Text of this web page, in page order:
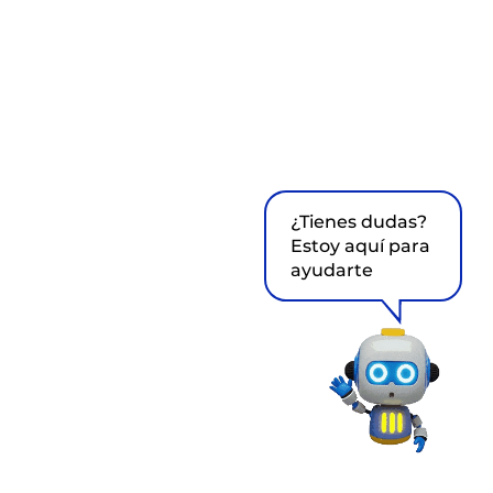
¿Tienes dudas?
Estoy aquí para
ayudarte